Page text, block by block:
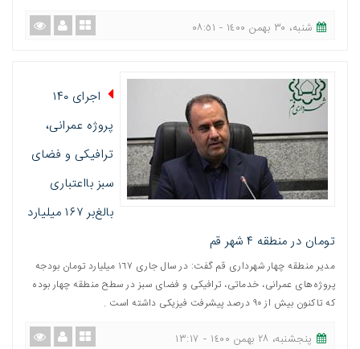
شنبه، ٣٠ بهمن ١٤٠٠ - ٠٨:٥١
اجرای ۱۴۰
پروژه عمرانی،
ترافیکی و فضای
سبز بااعتباری
بالغ‌بر ۱۶۷ میلیارد
تومان در منطقه ۴ شهر قم
مدیر منطقه چهار شهرداری قم گفت: در سال جاری ١٦٧ میلیارد تومان بودجه
پروژه‌های عمرانی، خدماتی، ترافیکی و فضای سبز در سطح منطقه چهار بوده
که تاکنون بیش از ٩٠ درصد پیشرفت فیزیکی داشته است .
پنجشنبه، ٢٨ بهمن ١٤٠٠ - ١٣:١٧